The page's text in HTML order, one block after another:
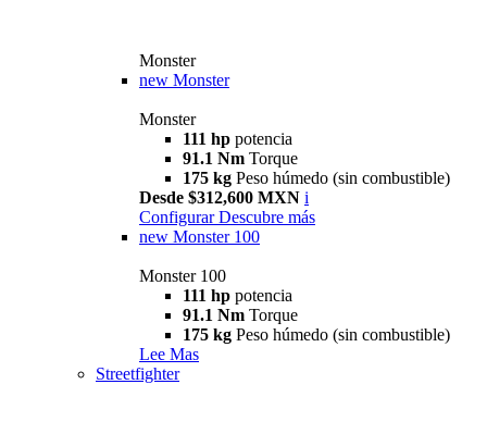
Monster
new Monster
Monster
111 hp potencia
91.1 Nm Torque
175 kg Peso húmedo (sin combustible)
Desde $312,600 MXN i
Configurar Descubre más
new Monster 100
Monster 100
111 hp potencia
91.1 Nm Torque
175 kg Peso húmedo (sin combustible)
Lee Mas
Streetfighter